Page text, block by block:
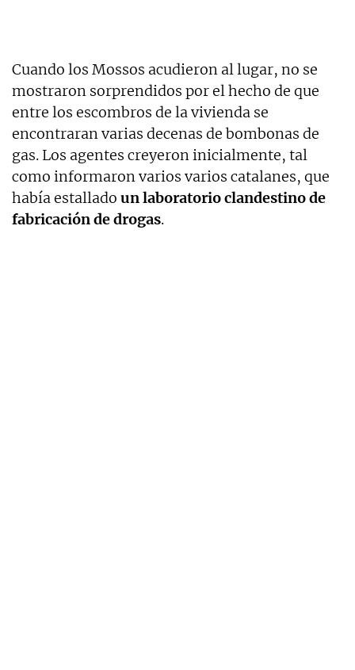
Cuando los Mossos acudieron al lugar, no se
mostraron sorprendidos por el hecho de que
entre los escombros de la vivienda se
encontraran varias decenas de bombonas de
gas. Los agentes creyeron inicialmente, tal
como informaron varios varios catalanes, que
había estallado un laboratorio clandestino de
fabricación de drogas.